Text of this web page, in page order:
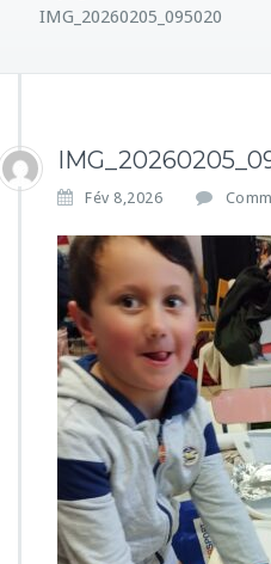
IMG_20260205_095020
Fév 8,2026